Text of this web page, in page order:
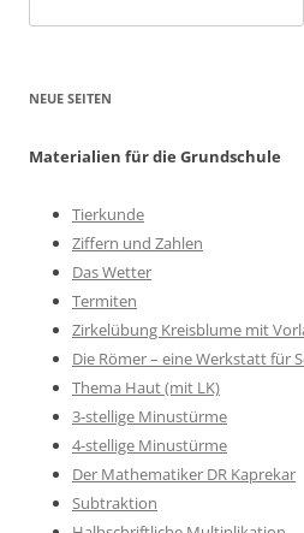
nach:
NEUE SEITEN
Materialien für die Grundschule
Tierkunde
Ziffern und Zahlen
Das Wetter
Termiten
Zirkelübung Kreisblume mit
Die Römer – eine Werkstatt für
Thema Haut (mit LK)
3-stellige Minustürme
4-stellige Minustürme
Der Mathematiker DR Kaprekar
Subtraktion